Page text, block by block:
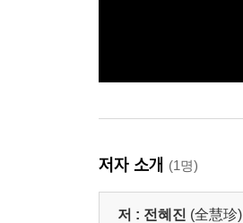
저자 소개 (1명)
저 : 전혜진 (全慧珍)